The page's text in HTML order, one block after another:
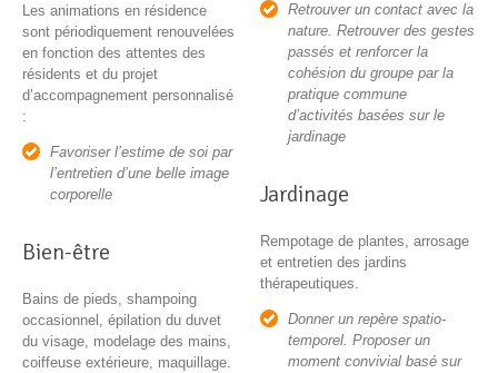
Les animations en résidence
sont périodiquement renouvelées
en fonction des attentes des
résidents et du projet
d’accompagnement personnalisé
:
Favoriser l’estime de soi par
l’entretien d’une belle image
corporelle
Bien-être
Bains de pieds, shampoing
occasionnel, épilation du duvet
du visage, modelage des mains,
coiffeuse extérieure, maquillage.
Retrouver un contact avec la
nature. Retrouver des gestes
passés et renforcer la
cohésion du groupe par la
pratique commune
d’activités basées sur le
jardinage
Jardinage
Rempotage de plantes, arrosage
et entretien des jardins
thérapeutiques.
Donner un repère spatio-
temporel. Proposer un
moment convivial basé sur